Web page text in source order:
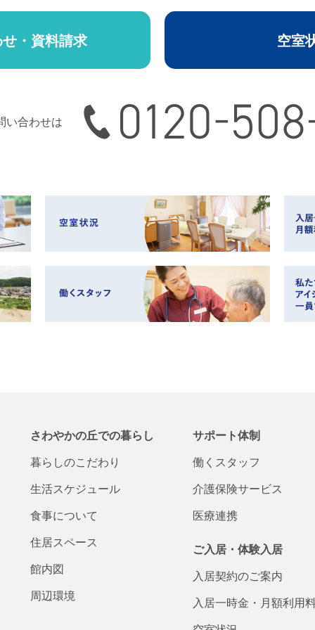
・資料請求 空室
い合わせは 0120-508-165
さわやかの丘での暮らし
暮らしのこだわり
生活スケジュール
食事について
住居スペース
館内図
周辺環境
サポート体制
働くスタッフ
介護保険サービス
医療連携
ご入居・体験入居
入居契約のご案内
入居一時金・ 月額利用